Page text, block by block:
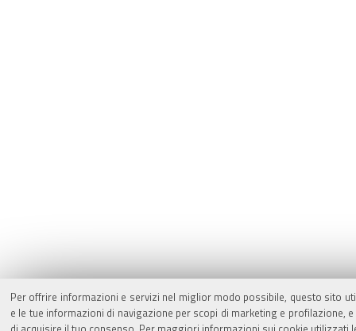
Per offrire informazioni e servizi nel miglior modo possibile, questo sito
e le tue informazioni di navigazione per scopi di marketing e